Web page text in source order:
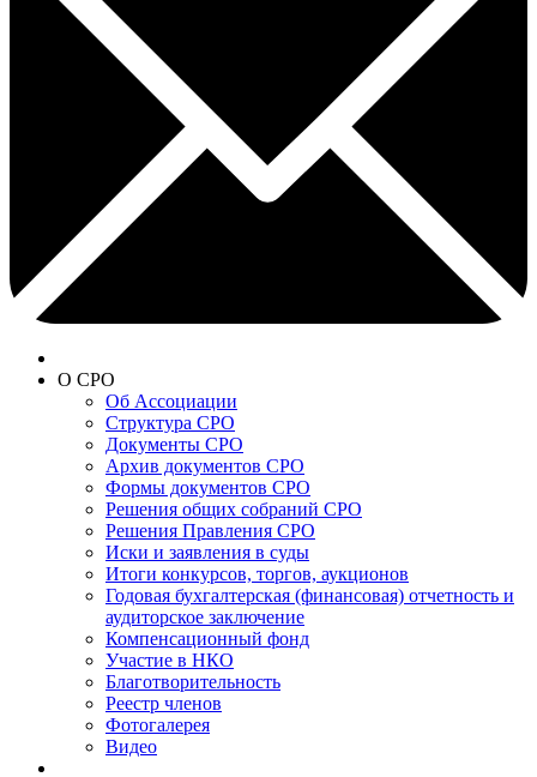
О СРО
Об Ассоциации
Структура СРО
Документы СРО
Архив документов СРО
Формы документов СРО
Решения общих собраний СРО
Решения Правления СРО
Иски и заявления в суды
Итоги конкурсов, торгов, аукционов
Годовая бухгалтерская (финансовая) отчетность и
аудиторское заключение
Компенсационный фонд
Участие в НКО
Благотворительность
Реестр членов
Фотогалерея
Видео